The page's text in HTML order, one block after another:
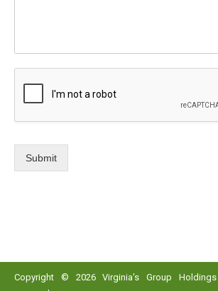
Submit
Copyright © 2026 Virginia's Group